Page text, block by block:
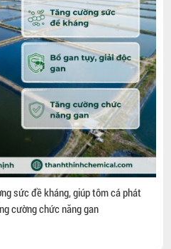
sức đề kháng, giúp tôm cá phát
cường chức năng gan